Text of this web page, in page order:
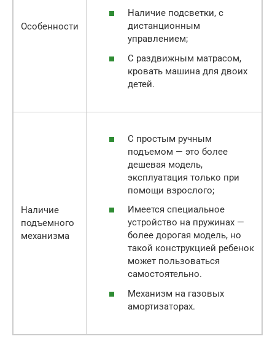
Особенности
Наличие подсветки, с
дистанционным
управлением;
С раздвижным матрасом,
кровать машина для двоих
детей.
Наличие
подъемного
механизма
С простым ручным
подъемом — это более
дешевая модель,
эксплуатация только при
помощи взрослого;
Имеется специальное
устройство на пружинах —
более дорогая модель, но
такой конструкцией ребенок
может пользоваться
самостоятельно.
Механизм на газовых
амортизаторах.